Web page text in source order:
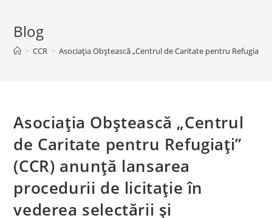
Blog
> CCR > Asociația Obștească „Centrul de Caritate pentru
Asociația Obștească „Centrul
de Caritate pentru Refugiați”
(CCR) anunță lansarea
procedurii de licitație în
vederea selectării și